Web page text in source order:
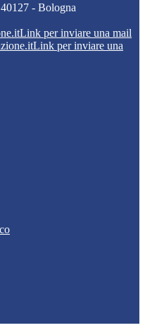
- Bologna
Link per inviare una mail
Link per inviare una